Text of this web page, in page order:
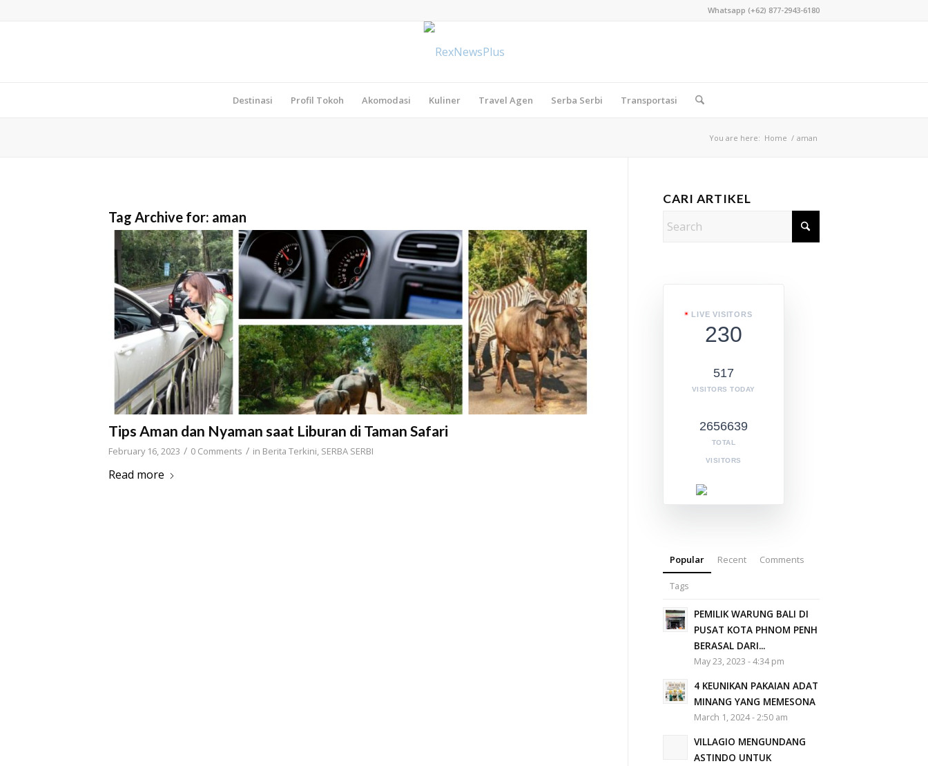
Whatsapp (+62) 877-2943-6180
Destinasi Profil Tokoh Akomodasi Kuliner Travel Agen Serba Serbi Transportasi
You are here: Home / aman
Tag Archive for: aman
Tips Aman dan Nyaman saat Liburan di Taman Safari
February 16, 2023 / 0 Comments / in Berita Terkini, SERBA SERBI
Read more
CARI ARTIKEL
LIVE VISITORS
230
517
VISITORS TODAY
2656639
TOTAL
VISITORS
Popular Recent Comments
Tags
PEMILIK WARUNG BALI DI
PUSAT KOTA PHNOM PENH
BERASAL DARI...
May 23, 2023 - 4:34 pm
4 KEUNIKAN PAKAIAN ADAT
MINANG YANG MEMESONA
March 1, 2024 - 2:50 am
VILLAGIO MENGUNDANG
ASTINDO UNTUK